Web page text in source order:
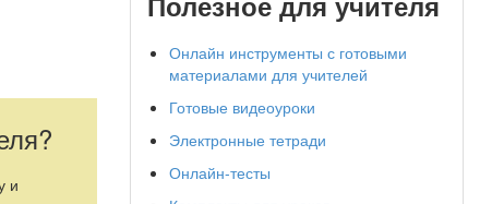
и
Онлайн инструменты с готовыми
материалами для учителей
Готовые видеоуроки
Электронные тетради
Онлайн-тесты